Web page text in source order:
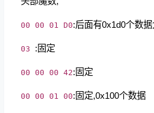
00 00 01 D0:后面有0x1d0个数
03 :固定
00 00 00 42:固定
00 00 01 00:固定,0x100个数据